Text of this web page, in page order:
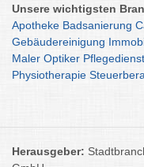
Unsere wichtigsten
Apotheke Badsanierung
Gebäudereinigung
Maler Optiker Pflegedienst
Physiotherapie
Herausgeber: